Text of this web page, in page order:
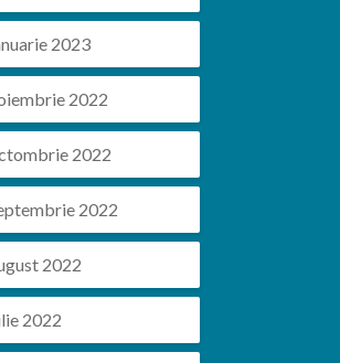
2023
2022
2022
2022
2022
2022